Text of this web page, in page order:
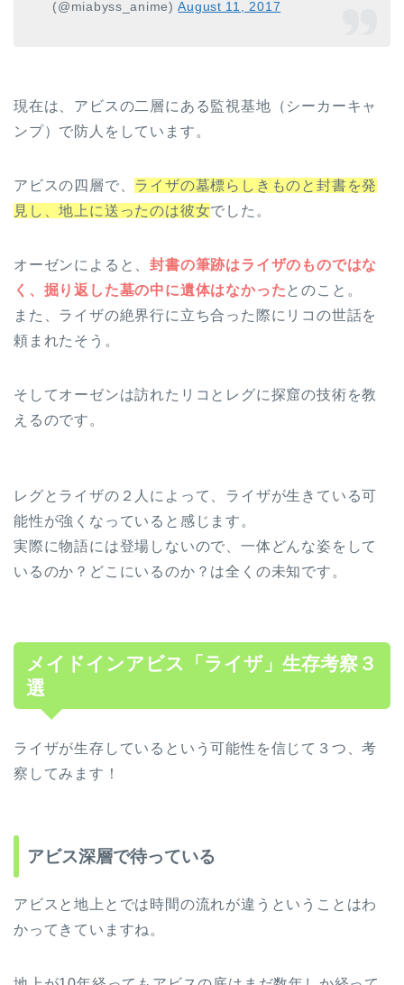
(@miabyss_anime)August 11, 2017
現在は、アビスの二層にある監視基地（シーカーキャ
ンプ）で防人をしています。
アビスの四層で、 ライザの墓標らしきものと封書を発
見し、地上に送ったのは彼女でした。
オーゼンによると、封書の筆跡はライザのものではな
く、掘り返した墓の中に遺体はなかった とのこと。
また、ライザの絶界行に立ち合った際にリコの世話を
頼まれたそう。
そしてオーゼンは訪れたリコとレグに探窟の技術を教
えるのです。
レグとライザの２人によって、ライザが生きている可
能性が強くなっていると感じます。
実際に物語には登場しないので、一体どんな姿をして
いるのか？どこにいるのか？は全くの未知です。
メイドインアビス「ライザ」生存考察３
選
ライザが生存しているという可能性を信じて３つ、考
察してみます！
アビス深層で待っている
アビスと地上とでは時間の流れが違うということはわ
かってきていますね。